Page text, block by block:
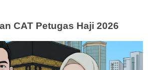
CAT Petugas Haji 2026